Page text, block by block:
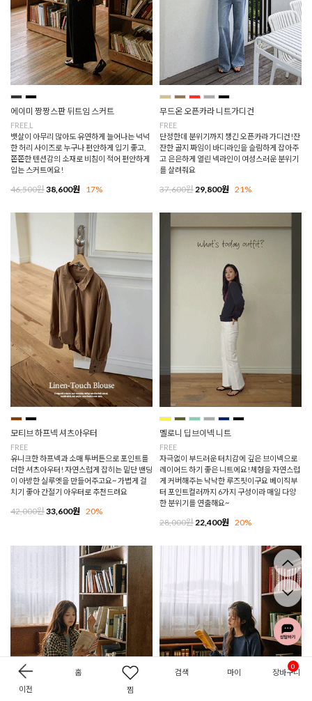
이전
홈
찜
검색 마이 장바구니
0
에이미 짱짱스판 뒤트임 스커트
FREE,L
뱃살이 아무리 많아도 유연하게 늘어나는 넉넉
한 허리 사이즈로 누구나 편안하게 입기 좋고,
쫀쫀한 텐션감의 소재로 비침이 적어 편안하게
입는 스커트에요!
46,500원38,600원 17%
무드온 오픈카라 니트가디건
FREE
단정한데 분위기까지 챙긴 오픈카라 가디건!잔
잔한 골지 짜임이 바디라인을 슬림하게 잡아주
고 은은하게 열린 넥라인이 여성스러운 분위기
를 살려줘요
37,600원 29,800원 21%
모티브 하프넥 셔츠아우터
FREE
유니크한 하프넥과 소매 투버튼으로 포인트를
더한 셔츠아우터! 자연스럽게 잡히는 밑단 밴딩
이 아방한 실루엣을 만들어주고요~ 가볍게 걸
치기 좋아 간절기 아우터로 추천드려요
42,000원33,600원 20%
멜로니 딥브이넥 니트
FREE
자극없이 부드러운 터치감에 깊은 브이넥으로
레이어드 하기 좋은 니트에요!체형을 자연스럽
게 커버해주는 낙낙한 루즈핏이구요 베이직부
터 포인트컬러까지 6가지 구성이라 매일 다양
한 분위기를 연출해요~
28,000원 22,400원 20%